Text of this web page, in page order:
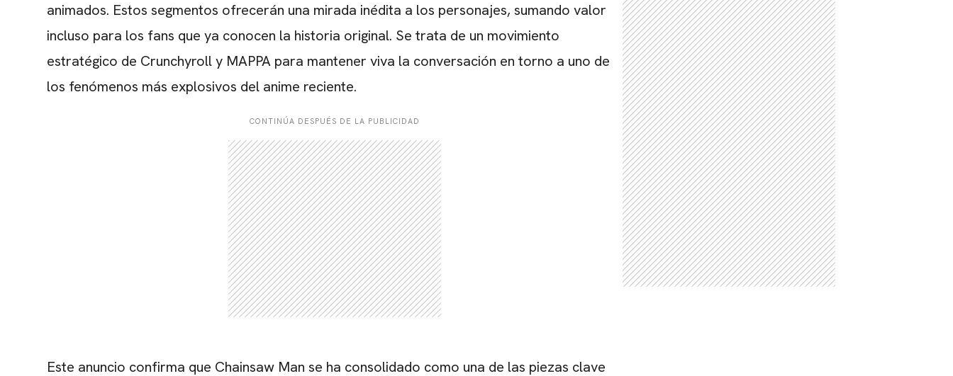
animados. Estos segmentos ofrecerán una mirada inédita a los personajes, sumando valor
incluso para los fans que ya conocen la historia original. Se trata de un movimiento
estratégico de Crunchyroll y MAPPA para mantener viva la conversación en torno a uno de
los fenómenos más explosivos del anime reciente.
CONTINÚA DESPUÉS DE LA PUBLICIDAD
Este anuncio confirma que Chainsaw Man se ha consolidado como una de las piezas clave